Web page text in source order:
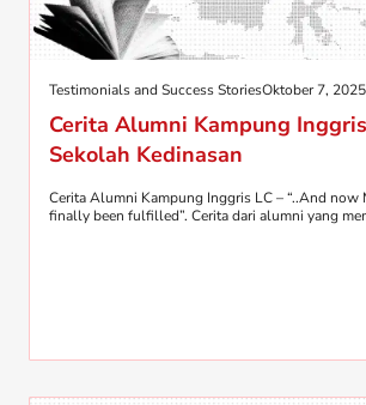
Testimonials and Success StoriesOktober 7, 2025
Cerita Alumni Kampung
Sekolah Kedinasan
Cerita Alumni Kampung Inggris LC – “..And now
finally been fulfilled”. Cerita dari alumni yang